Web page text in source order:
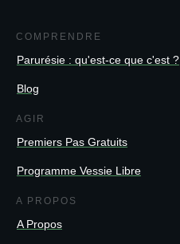
COMPRENDRE
Parurésie : qu'est-ce que c'est ?
Blog
AGIR
Premiers Pas Gratuits
Programme Vessie Libre
A PROPOS
A Propos